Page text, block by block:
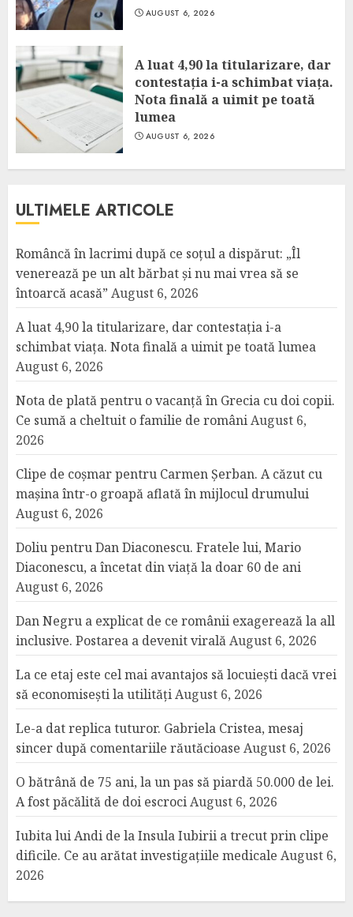
AUGUST 6, 2026
A luat 4,90 la titularizare, dar
contestația i-a schimbat viața.
Nota finală a uimit pe toată
lumea
AUGUST 6, 2026
ULTIMELE ARTICOLE
Româncă în lacrimi după ce soțul a dispărut: „Îl
venerează pe un alt bărbat și nu mai vrea să se
întoarcă acasă” August 6, 2026
A luat 4,90 la titularizare, dar contestația i-a
schimbat viața. Nota finală a uimit pe toată lumea
August 6, 2026
Nota de plată pentru o vacanță în Grecia cu doi copii.
Ce sumă a cheltuit o familie de româniAugust 6,
2026
Clipe de coșmar pentru Carmen Șerban. A căzut cu
mașina într-o groapă aflată în mijlocul drumului
August 6, 2026
Doliu pentru Dan Diaconescu. Fratele lui, Mario
Diaconescu, a încetat din viață la doar 60 de ani
August 6, 2026
Dan Negru a explicat de ce românii exagerează la all
inclusive. Postarea a devenit viralăAugust 6, 2026
La ce etaj este cel mai avantajos să locuiești dacă vrei
să economisești la utilitățiAugust 6, 2026
Le-a dat replica tuturor. Gabriela Cristea, mesaj
sincer după comentariile răutăcioase August 6, 2026
O bătrână de 75 ani, la un pas să piardă 50.000 de lei.
A fost păcălită de doi escrociAugust 6, 2026
Iubita lui Andi de la Insula Iubirii a trecut prin clipe
dificile. Ce au arătat investigațiile medicale August 6,
2026